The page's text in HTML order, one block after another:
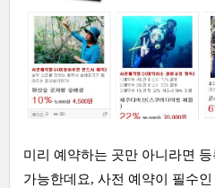
미리 예약하는 곳만 아니라면
가능한데요, 사전 예약이 필수